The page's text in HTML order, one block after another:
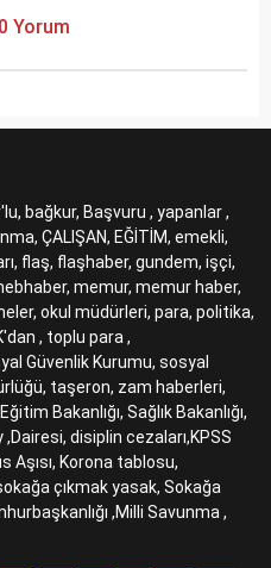
Yorum
bağkur, Başvuru , yapanlar ,
ÇALIŞAN, EĞİTİM, emekli,
flaş, flaşhaber, gundem, işçi,
memur, memur haber,
okul müdürleri, para, politika,
, toplu para ,
Güvenlik Kurumu, sosyal
taşeron, zam haberleri,
Bakanlığı, Sağlık Bakanlığı,
disiplin cezaları,KPSS
Aşısı, Korona tablosu,
çıkmak yasak, Sokağa
,Milli Savunma ,